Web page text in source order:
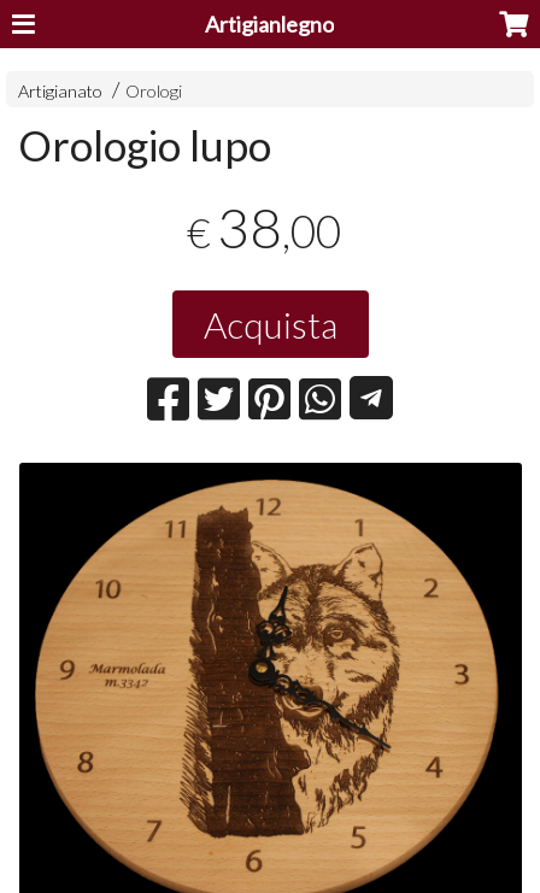
Artigianlegno
Artigianato Orologi
Orologio lupo
€ 38,00
Acquista